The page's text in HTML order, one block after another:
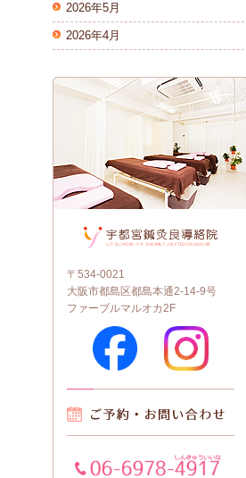
2026年5月
2026年4月
〒534-0021
大阪市都島区都島本通2-14-9号
ファーブルマルオカ2F